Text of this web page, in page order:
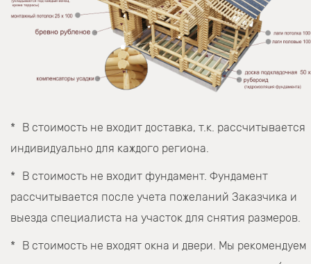
В стоимость не входит доставка, т.к. рассчитывается
индивидуально для каждого региона.
В стоимость не входит фундамент. Фундамент
рассчитывается после учета пожеланий Заказчика и
выезда специалиста на участок для снятия размеров.
В стоимость не входят окна и двери. Мы рекомендуем